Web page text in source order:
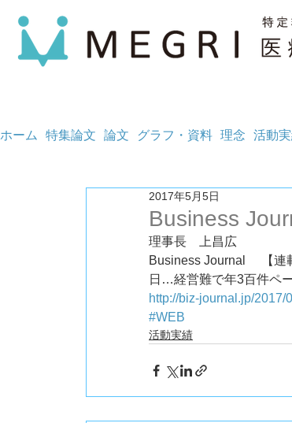
ホーム 特集論文 論文 グラフ・資料 理念 活動
Business
2017年5月5日
理事長　上昌広
Business Journal　 【連
日…経営難で年3百件ペ
http://biz-journal.jp/2017/
#WEB
活動実績